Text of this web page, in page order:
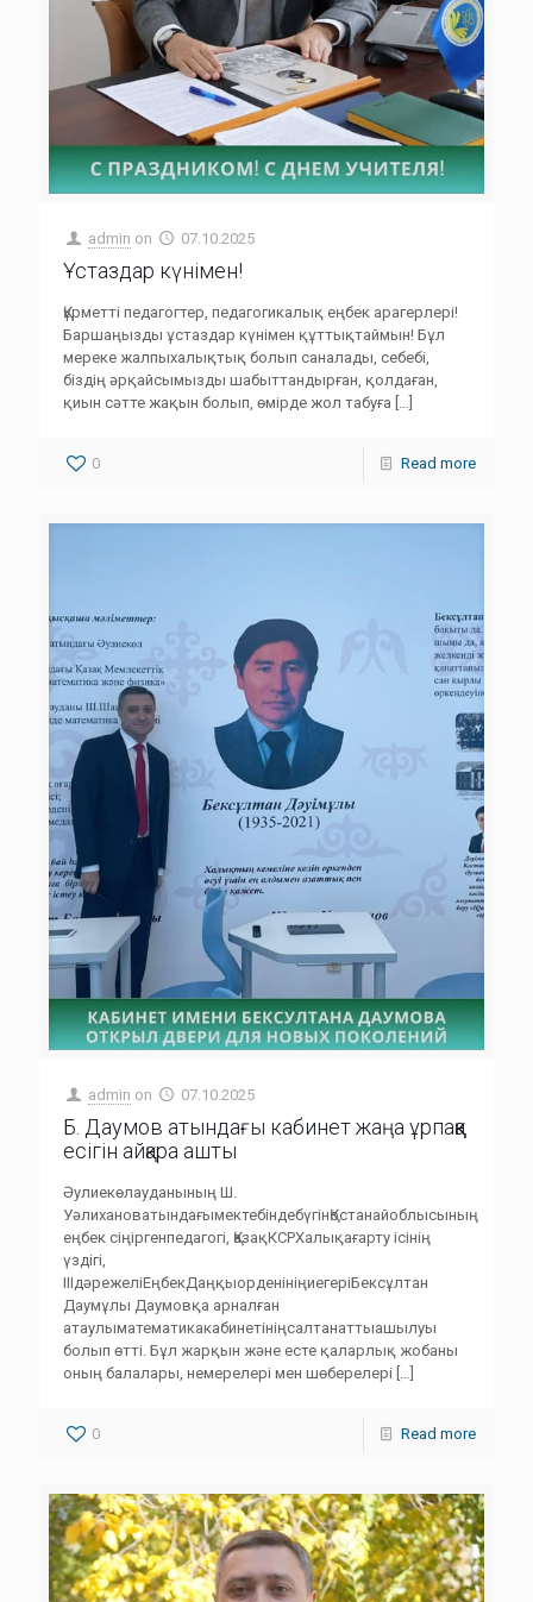
admin on 07.10.2025
Ұстаздар күнімен!
Құрметті педагогтер, педагогикалық еңбек арагерлері!
Баршаңызды ұстаздар күнімен құттықтаймын! Бұл
мереке жалпыхалықтық болып саналады, себебі,
біздің әрқайсымызды шабыттандырған, қолдаған,
қиын сәтте жақын болып, өмірде жол табуға […]
0 Read more
admin on 07.10.2025
Б. Даумов атындағы кабинет жаңа ұрпаққа
есігін айқара ашты
Әулиекөлауданының Ш.
УәлихановатындағымектебіндебүгінҚостанайоблысының
еңбек сіңіргенпедагогі, ҚазақКСРХалықағарту ісінің
үздігі,
IIIдәрежеліЕңбекДаңқыорденініңиегеріБексұлтан
Даумұлы Даумовқа арналған
атаулыматематикакабинетініңсалтанаттыашылуы
болып өтті. Бұл жарқын және есте қаларлық жобаны
оның балалары, немерелері мен шөберелері […]
0 Read more